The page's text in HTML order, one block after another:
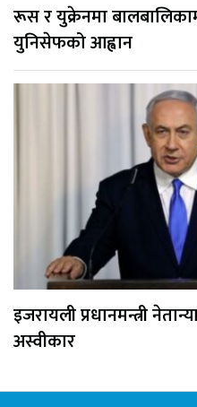
रूस र युक्रेनमा
युनिसेफको आह्वान
इजरायली प्रधानमन्त्री
अस्वीकार